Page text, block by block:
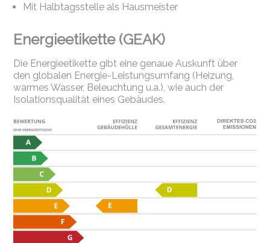
Mit Halbtagsstelle als Hausmeister
Energieetikette (GEAK)
Die Energieetikette gibt eine genaue Auskunft über
den globalen Energie-Leistungsumfang (Heizung,
warmes Wasser, Beleuchtung u.a.), wie auch der
Isolationsqualität eines Gebäudes.